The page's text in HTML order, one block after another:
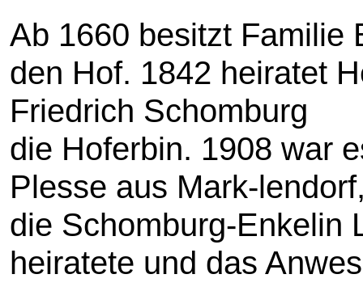
Ab 1660 besitzt Familie
den Hof. 1842 heiratet
Friedrich Schomburg
die Hoferbin. 1908 war
Plesse aus Mark-
die Schomburg-Enkelin
heiratete und das